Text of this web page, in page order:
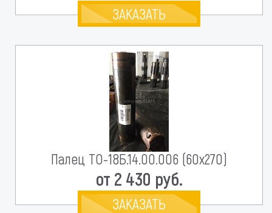
ЗАКАЗАТЬ
Палец ТО-18Б.14.00.006 (60х270)
от 2 430 руб.
ЗАКАЗАТЬ